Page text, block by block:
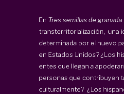
En Tres semillas de granada
transterritorialización, una
determinada por el nuevo
en Estados Unidos? ¿Los
entes que llegan a
personas que contribuyen
culturalmente? ¿Los